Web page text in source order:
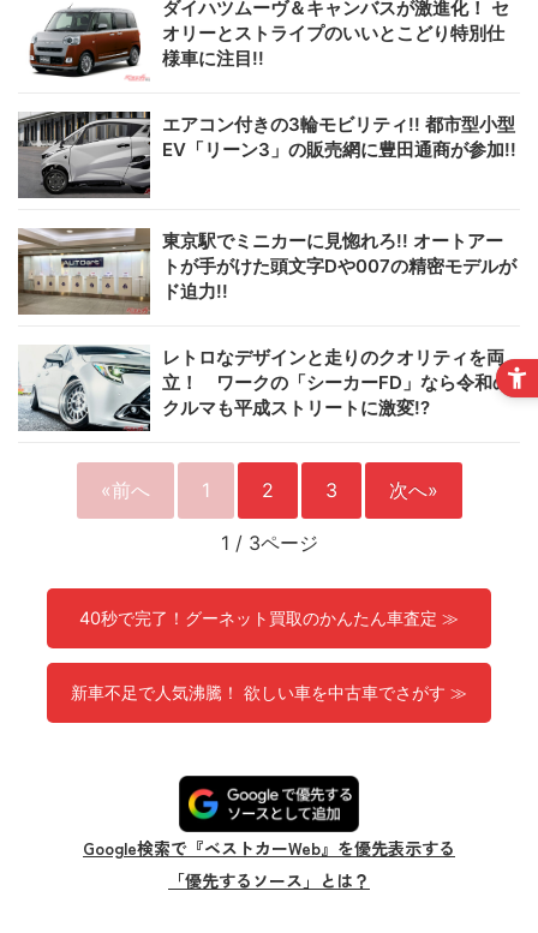
ダイハツムーヴ＆キャンバスが激進化！ セ
オリーとストライプのいいとこどり特別仕
様車に注目!!
エアコン付きの3輪モビリティ!! 都市型小型
EV「リーン3」の販売網に豊田通商が参加!!
東京駅でミニカーに見惚れろ!! オートアー
トが手がけた頭文字Dや007の精密モデルが
ド迫力!!
レトロなデザインと走りのクオリティを両
立！ ワークの「シーカーFD」なら令和の
クルマも平成ストリートに激変!?
«前へ 1 2 3 次へ»
1 / 3ページ
40秒で完了！グーネット買取のかんたん車査定 ≫
新車不足で人気沸騰！ 欲しい車を中古車でさがす ≫
Google検索で『ベストカーWeb』を優先表示する
「優先するソース」とは？